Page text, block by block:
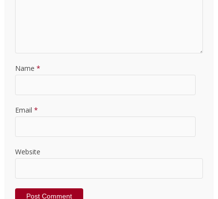
Name *
Email *
Website